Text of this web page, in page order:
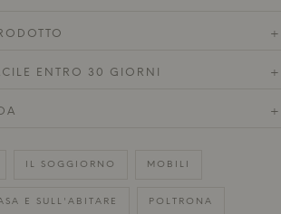
+
ENTRO 30 GIORNI +
+
IL SOGGIORNO MOBILI
E SULL'ABITARE POLTRONA